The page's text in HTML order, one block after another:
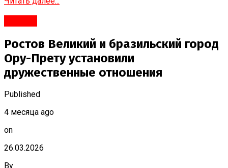
Ростов Великий и бразильский город
Ору-Прету установили
дружественные отношения
Published
4 месяца ago
on
26.03.2026
By